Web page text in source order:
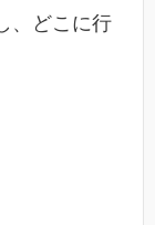
、どこに行